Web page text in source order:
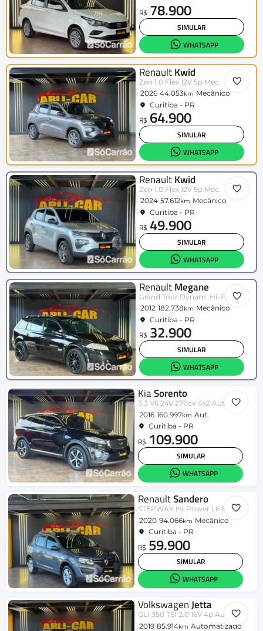
R$ 78.900
SIMULAR
WHATSAPP
Renault Kwid
Zen 1.0 Flex 12V 5p Mec.
2026 44.053km Mecânico
Curitiba - PR
R$ 64.900
SIMULAR
WHATSAPP
Renault Kwid
Zen 1.0 Flex 12V 5p Mec.
2024 57.612km Mecânico
Curitiba - PR
R$ 49.900
SIMULAR
WHATSAPP
Renault Megane
Grand Tour Dynam. Hi-Flex 1.6 16V
2012 182.738km Mecânico
Curitiba - PR
R$ 32.900
SIMULAR
WHATSAPP
KiaSorento
3.3 V6 24V 270cv 4x2 Aut.
2016 160.997km Aut.
Curitiba - PR
R$ 109.900
SIMULAR
WHATSAPP
RenaultSandero
STEPWAY Hi-Power 1.6 8V 5p
2020 94.066km Mecânico
Curitiba - PR
R$ 59.900
SIMULAR
WHATSAPP
VolkswagenJetta
GLI 350 TSI 2.0 16V 4p Aut.
2019 85.914km Automatizado